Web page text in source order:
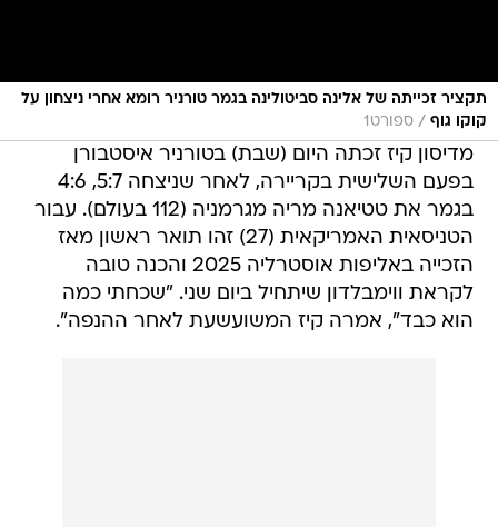
תקציר זכייתה של אלינה סביטולינה בגמר טורניר רומא אחרי ניצחון על
קוקו גוף / ספורט1
מדיסון קיז זכתה היום (שבת) בטורניר איסטבורן
בפעם השלישית בקריירה, לאחר שניצחה 5:7, 4:6
בגמר את טטיאנה מריה מגרמניה (112 בעולם). עבור
הטניסאית האמריקאית (27) זהו תואר ראשון מאז
הזכייה באליפות אוסטרליה 2025 והכנה טובה
לקראת ווימבלדון שיתחיל ביום שני. "שכחתי כמה
הוא כבד", אמרה קיז המשועשעת לאחר ההנפה".